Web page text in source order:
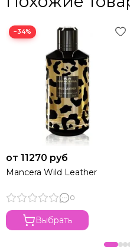
−34%
от 11270 руб
Mancera Wild Leather
0
Выбрать